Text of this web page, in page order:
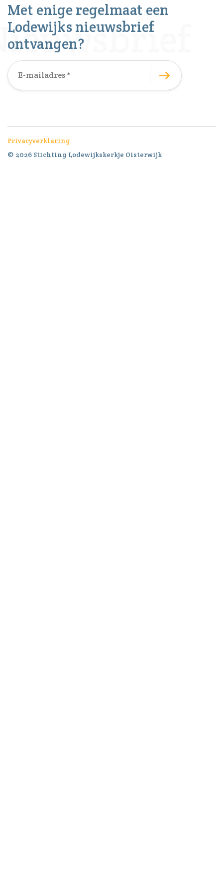
Met enige regelmaat een
Lodewijks nieuwsbrief
ontvangen?
Privacyverklaring
© 2026 Stichting Lodewijkskerkje Oisterwijk